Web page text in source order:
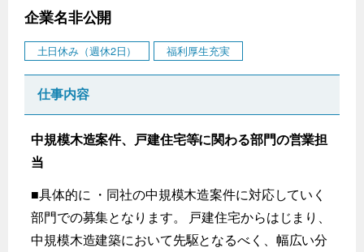
企業名非公開
土日休み（週休2日） 福利厚生充実
仕事内容
中規模木造案件、戸建住宅等に関わる部門の営業担
当
■具体的に ・同社の中規模木造案件に対応していく
部門での募集となります。 戸建住宅からはじまり、
中規模木造建築において先駆となるべく、幅広い分